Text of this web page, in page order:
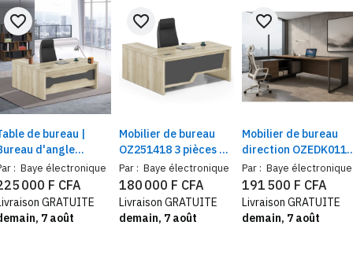
de bureau |
d'angle
| Design
+
inclus
: Baye électronique
favorite_border
000 F CFA
GRATUITE
7 août
Mobilier de bureau
OZ251418 3 pièces –
Table de direction
avec retour latéral
avec socle mobile
Par : Baye électronique
favorite_border
180 000 F CFA
Livraison GRATUITE
demain, 7 août
Mobilier de bureau
direction OZEDK0118
3 pièces – Plateau
épais 25 mm avec
retour latéral fixe
avec rangement
Par : Baye électronique
favorite_border
191 500 F CFA
Livraison GRATUITE
demain, 7 août